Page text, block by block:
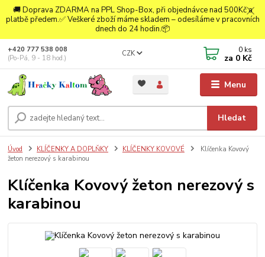
🚚 Doprava ZDARMA na PPL Shop-Box, při objednávce nad 500Kč a
platbě předem.✅ Veškeré zboží máme skladem – odesíláme v pracovních
dnech do 24 hodin.📦
Menu
CZK
Hledat
+420 777 538 008
(Po-Pá, 9 - 18 hod.)
0 ks
za 0 Kč
Úvod KLÍČENKY A DOPLŇKY KLÍČENKY KOVOVÉ
Klíčenka Kovový
žeton nerezový s karabinou
Klíčenka Kovový žeton nerezový s
karabinou